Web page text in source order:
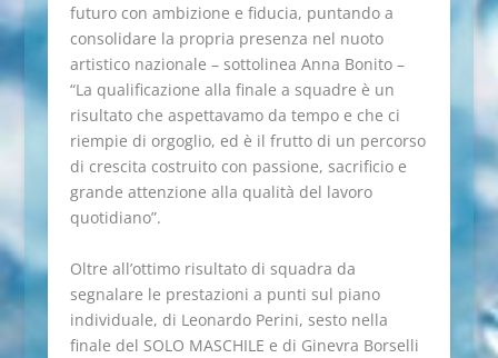
futuro con ambizione e fiducia, puntando a
consolidare la propria presenza nel nuoto
artistico nazionale – sottolinea Anna Bonito –
“La qualificazione alla finale a squadre è un
risultato che aspettavamo da tempo e che ci
riempie di orgoglio, ed è il frutto di un percorso
di crescita costruito con passione, sacrificio e
grande attenzione alla qualità del lavoro
quotidiano”.
Oltre all’ottimo risultato di squadra da
segnalare le prestazioni a punti sul piano
individuale, di Leonardo Perini, sesto nella
finale del SOLO MASCHILE e di Ginevra Borselli